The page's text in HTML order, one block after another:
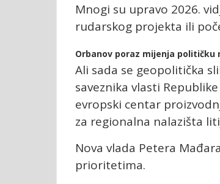
Mnogi su upravo 2026.
rudarskog projekta ili
Orbanov poraz mijenja političku
Ali sada se geopolitička
saveznika vlasti
evropski centar
za regionalna nalazišta
Nova vlada Petera
prioritetima.